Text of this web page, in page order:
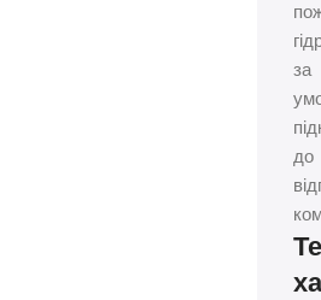
за
до